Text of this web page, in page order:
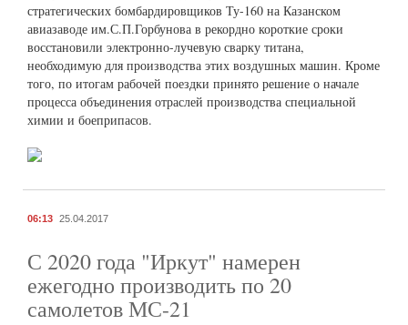
стратегических бомбардировщиков Ту-160 на Казанском
авиазаводе им.С.П.Горбунова в рекордно короткие сроки
восстановили электронно-лучевую сварку титана,
необходимую для производства этих воздушных машин. Кроме
того, по итогам рабочей поездки принято решение о начале
процесса объединения отраслей производства специальной
химии и боеприпасов.
06:13 25.04.2017
С 2020 года "Иркут" намерен
ежегодно производить по 20
самолетов МС-21